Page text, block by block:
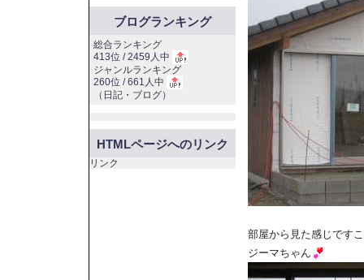
部屋から見た感じです
ジーマちゃん
ブログランキング
総合ランキング
413位 / 2459人中
ジャンルランキング
260位 / 661人中
（ 日記・ブログ）
HTMLページへのリンク
リンク